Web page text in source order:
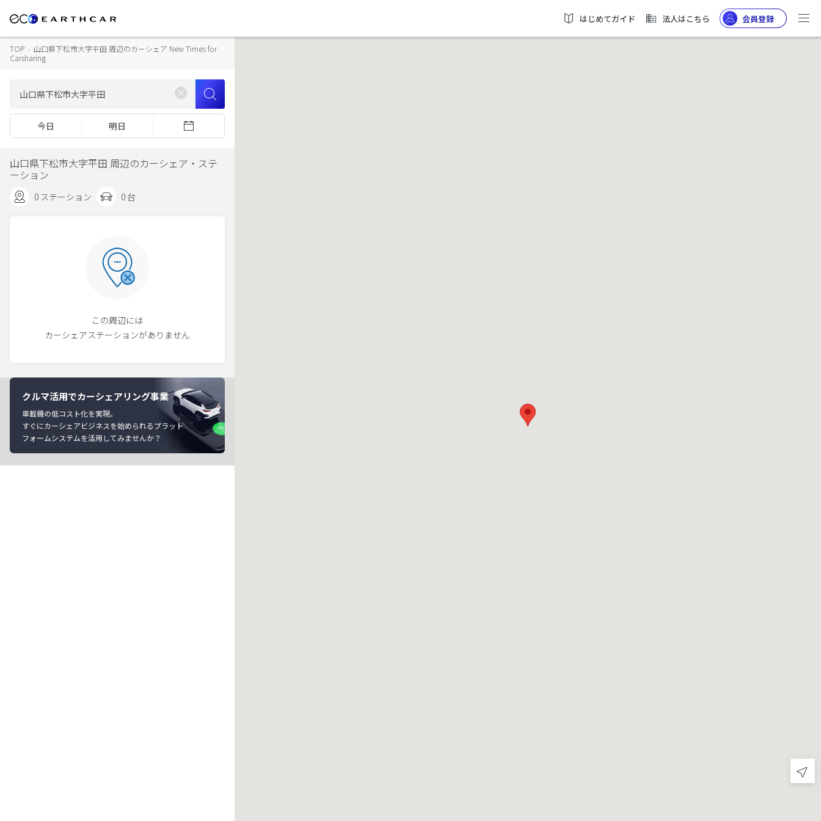
はじめてガイド 法人はこちら 会員登録
TOP › 山口県下松市大字平田 周辺のカーシェア New Times for
Carsharing
今日 明日
山口県下松市大字平田 周辺のカーシェア・ステ
ーション
0 ステーション 0 台
この周辺には
カーシェアステーションがありません
クルマ活用でカーシェアリング事業
車載機の低コスト化を実現。
すぐにカーシェアビジネスを始められるプラット
フォームシステムを活用してみませんか？